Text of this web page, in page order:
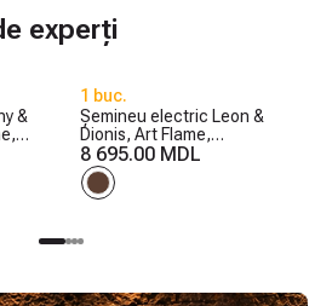
experți
&
1 buc.
Șemineu electric Leon &
Dionis, Art Flame,
958x1096x280 mm, 1500W,
2 trepte de încălzire, 5
niveluri ale intensității
8 695.00 MDL